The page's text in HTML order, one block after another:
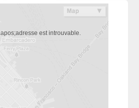
est introuvable.